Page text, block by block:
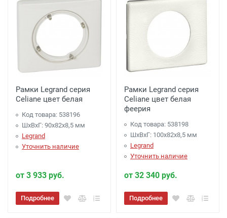
Рамки Legrand серия
Celiane цвет белая
Код товара: 538196
ШхВхГ: 90x82x8,5 мм
Legrand
Уточнить наличие
от 3 933 руб.
Подробнее
Рамки Legrand серия
Celiane цвет белая
феерия
Код товара: 538198
ШхВхГ: 100x82x8,5 мм
Legrand
Уточнить наличие
от 32 340 руб.
Подробнее